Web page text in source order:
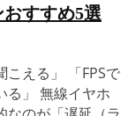
すすめ5選
こえる」 「FPSで
る」 無線イヤホ